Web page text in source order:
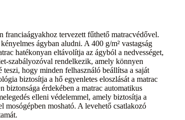
franciaágyakhoz tervezett fűthető matracvédővel.
ágyban aludni. A 400 g/m² vastagság
hatékonyan eltávolítja az ágyból a nedvességet,
szabályozóval rendelkezik, amely könnyen
hogy minden felhasználó beállítsa a saját
biztosítja a hő egyenletes eloszlását a matrac
biztonsága érdekében a matrac automatikus
elleni védelemmel, amely biztosítja a
mosógépben mosható. A levehető csatlakozó